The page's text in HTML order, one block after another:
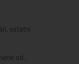
ostatní
Poskytování služeb osobního charakteru a pro osobní hygienu od , Poskytování služeb pro rodinu a domácnost od , Činnost odborného lesního hospodáře a vyhotovování lesních hospodářských plánů a osnov od , Diagnostická, zkušební a poradenská činnost v ochraně rostli